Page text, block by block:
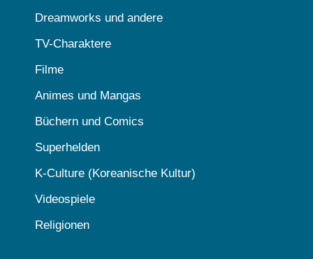
Dreamworks und andere
TV-Charaktere
Filme
Animes und Mangas
Büchern und Comics
Superhelden
K-Culture (Koreanische Kultur)
Videospiele
Religionen